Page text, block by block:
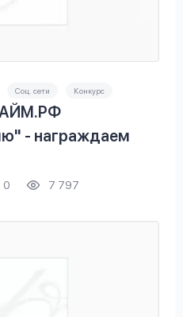
Соц. сети Конкурс
- награждаем
0 7 797